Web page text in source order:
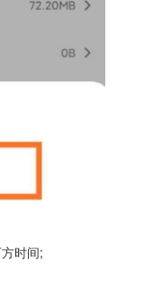
时间;